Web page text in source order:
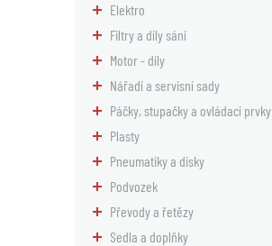
Elektro
Filtry a díly sání
Motor - díly
Nářadí a servisní sady
Páčky, stupačky a ovládací prvky
Plasty
Pneumatiky a disky
Podvozek
Převody a řetězy
Sedla a doplňky